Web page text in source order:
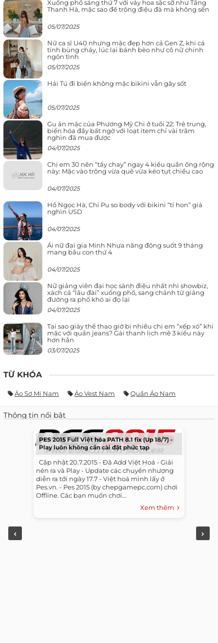
Xuống phố sáng thứ 7 với váy hoa sặc sỡ như Tăng
Thanh Hà, mặc sao để trông điệu đà mà không sến
05/07/2025
Nữ ca sĩ U40 nhưng mặc đẹp hơn cả Gen Z, khi cá
tính bùng cháy, lúc lại bánh bèo như cô nữ chính
ngôn tình
05/07/2025
Hải Tú đi biển không mặc bikini vẫn gây sốt
05/07/2025
Gu ăn mặc của Phương Mỹ Chi ở tuổi 22: Trẻ trung,
biến hóa đầy bất ngờ với loạt item chỉ vài trăm
nghìn đã mua được
04/07/2025
Chị em 30 nên “tẩy chay” ngay 4 kiểu quần ống rộng
này: Mặc vào trông vừa quê vừa kéo tụt chiều cao
04/07/2025
Hồ Ngọc Hà, Chi Pu so body với bikini “tí hon” giá
nghìn USD
04/07/2025
Ái nữ đại gia Minh Nhựa năng động suốt 9 tháng
mang bầu con thứ 4
04/07/2025
Nữ giảng viên đại học sành điệu nhất nhì showbiz,
xách cả “lâu đài” xuống phố, sang chảnh từ giảng
đường ra phố khó ai đọ lại
04/07/2025
Tại sao giày thể thao giờ bị nhiều chị em “xếp xó” khi
mặc với quần jeans? Gái thanh lịch mê 3 kiểu này
hơn hẳn
03/07/2025
TỪ KHÓA
Áo Sơ Mi Nam Áo Vest Nam Quần Áo Nam
Thông tin nổi bật
PES 2015 Full Việt hóa PATH 8.1 fix (Up 18/7) -
Play luôn không cần cài đặt phức tạp
​ ​ Cập nhật 20.7.2015 - Đã Add Việt Hoá - Giải
nén ra và Play - Update các chuyển nhượng
diễn ra tới ngày 17.7 - Việt hoá mình lấy ở
Pes.vn. - Pes 2015 (by chepgamepc.com) chơi
Offline. Các bạn muốn chơi...
Xem thêm